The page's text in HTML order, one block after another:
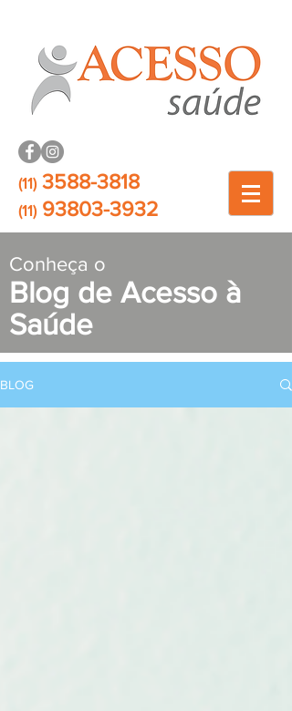
(11)3588-3818
(11)93803-3932
Conheça o
Blog de Acesso à
Saúde
BLOG